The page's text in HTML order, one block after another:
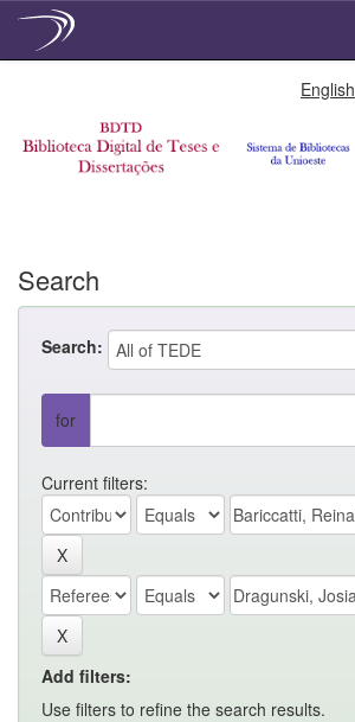
English
Search
Search:
for
Current filters:
Add filters:
Use filters to refine the search results.